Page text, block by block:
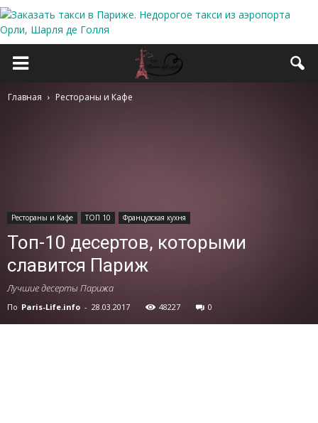
Главная Рестораны и Кафе
Рестораны и Кафе ТОП 10 Французская кухня
Топ-10 десертов, которыми
славится Париж
Лучшие десерты Парижа
По Paris-Life.info - 28.03.2017 48227 0